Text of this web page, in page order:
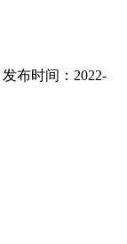
发布时间：2022-